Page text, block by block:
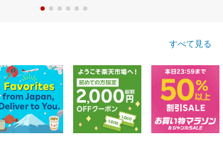
すべて見る